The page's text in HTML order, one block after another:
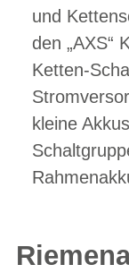
und
den „AXS“
Ketten-
kleine